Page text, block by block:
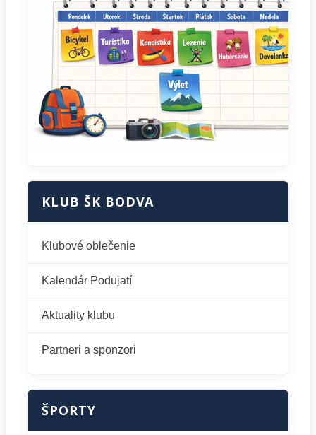
KLUB ŠK BODVA
Klubové oblečenie
Kalendár Podujatí
Aktuality klubu
Partneri a sponzori
ŠPORTY